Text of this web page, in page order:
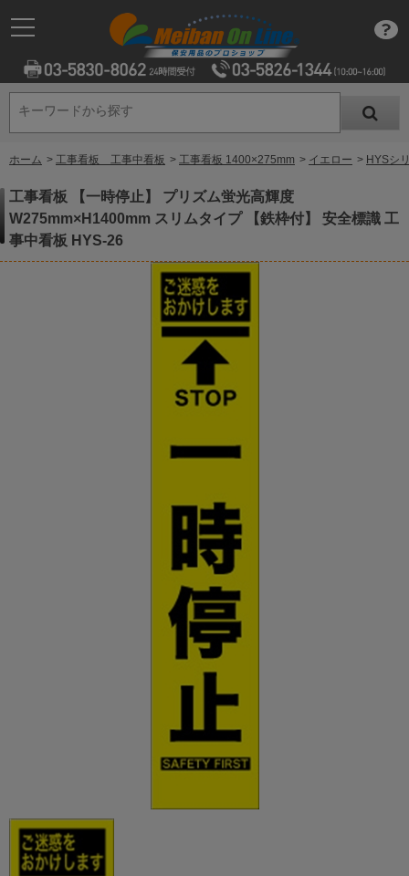
キーワードから探す
キーワードから探す
ホーム > 工事看板 工事中看板 > 工事看板 1400×275mm > イエロー > HYSシ
工事看板 【一時停止】 プリズム蛍光高輝度
W275mm×H1400mm スリムタイプ 【鉄枠付】 安全標識 工
事中看板 HYS-26